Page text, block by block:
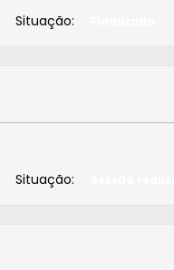
Situação:
Situação: